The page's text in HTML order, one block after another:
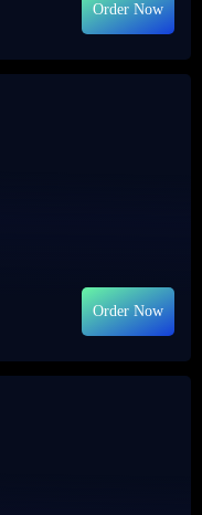
Order Now
Order Now